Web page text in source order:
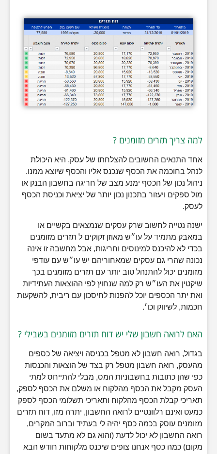
למה צריך תזרים מזומנים ?
אחד התנאים החשובים להצלחתו של עסק, היא היכולת
לנהל בחוכמה את הכסף שנכנס אליו והכסף שיוצא ממנו.
ניהול נכון של הכסף ימנע מצב של חריגה בחשבון הבנק או
מול ספקים ויעזור בתכנון נכון יותר של יציאת וכניסת הכסף
לעסק.
ישנה נטייה לחשוב שרק עסקים שנמצאים בקשיים או
במאבק מתמיד על עו״ש מאוזן זקוקים ל תזרים מזומנים
בכדי לא להיכנס למינוסים וחריגות, אבל מחשבה זו אינה
נכונה שהרי גם עסקים שמאחוריהם יש עו״ש עם עודפי
מזומנים יכול להתנהל טוב יותר עם תזרים מזומנים בכך
שיקטין את העו״ש רק למה שנחוץ לפי ההוצאות העתידיות
ואת יתר הכספים יוכל להפנות לחיסכון עם ריבית, להשקעות
חכמות, לשיווק וכו׳.
האם לרואה חשבון שלי יש דוח תזרים מזומנים בשבילי ?
בגדול, רואה חשבון לא מטפל בכניסה ויציאה של כספים
מהעסק, רואה חשבון מטפל רק בצד של הוצאות והכנסות
כפי שהן כתובות בחשבוניות המס, מבלי להתייחס למתי
העסק מקבל את הכסף מהלקוח או משלם את הכסף לספק,
תאריכי קבלת הכסף מהלקוח ותאריכי תשלומי הכסף לספק
כמעט ואינם רלוונטיים לרואה החשבון, יתרה מזו, דוח תזרים
מזומנים עוסק בכמה כסף יהיה לי בעתיד וברוב המקרים,
רואה החשבון לא יכול לדעת (והוא גם לא מתעד בשום
מקום) כמה כסף אנחנו צופים שיכנס מלקוחות חודש הבא